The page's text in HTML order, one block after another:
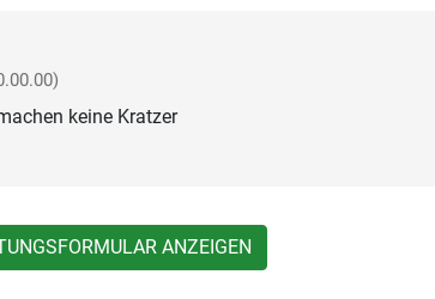
keine Kratzer
ANZEIGEN